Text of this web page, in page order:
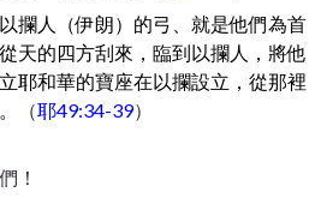
攔人（伊朗）的弓、就是他們為首
天的四方刮來，臨到以攔人，將他
耶和華的寶座在以攔設立，從那裡
（耶49:34-39）
！